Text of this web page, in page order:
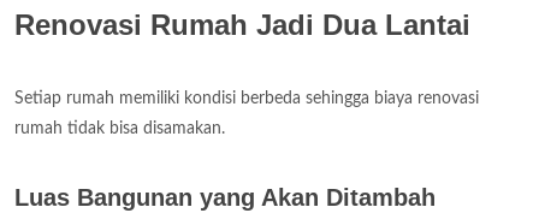
Renovasi Rumah Jadi Dua Lantai
Setiap rumah memiliki kondisi berbeda sehingga biaya renovasi
rumah tidak bisa disamakan.
Luas Bangunan yang Akan Ditambah